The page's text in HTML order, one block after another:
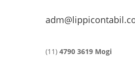
(11) 4790 3619 Mogi